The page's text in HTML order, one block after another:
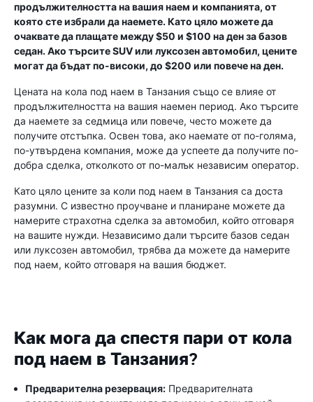
продължителността на вашия наем и компанията, от
която сте избрали да наемете. Като цяло можете да
очаквате да плащате между $50 и $100 на ден за базов
седан. Ако търсите SUV или луксозен автомобил, цените
могат да бъдат по-високи, до $200 или повече на ден.
Цената на кола под наем в Танзания също се влияе от
продължителността на вашия наемен период. Ако търсите
да наемете за седмица или повече, често можете да
получите отстъпка. Освен това, ако наемате от по-голяма,
по-утвърдена компания, може да успеете да получите по-
добра сделка, отколкото от по-малък независим оператор.
Като цяло цените за коли под наем в Танзания са доста
разумни. С известно проучване и планиране можете да
намерите страхотна сделка за автомобил, който отговаря
на вашите нужди. Независимо дали търсите базов седан
или луксозен автомобил, трябва да можете да намерите
под наем, който отговаря на вашия бюджет.
Как мога да спестя пари от кола
под наем в Танзания?
Предварителна резервация: Предварителната